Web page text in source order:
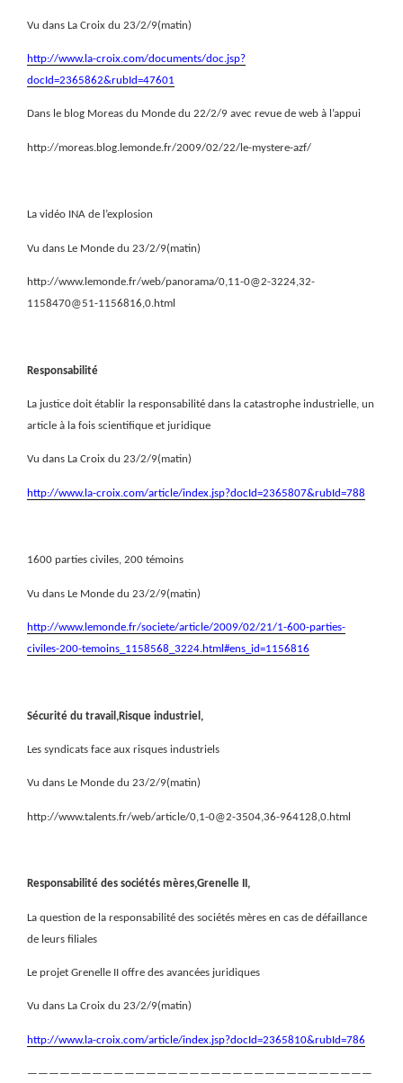
Vu dans La Croix du 23/2/9(matin)
http://www.la-croix.com/documents/doc.jsp?
docId=2365862&rubId=47601
Dans le blog Moreas du Monde du 22/2/9 avec revue de web à l’appui
http://moreas.blog.lemonde.fr/2009/02/22/le-mystere-azf/
La vidéo INA de l’explosion
Vu dans Le Monde du 23/2/9(matin)
http://www.lemonde.fr/web/panorama/0,11-0@2-3224,32-
1158470@51-1156816,0.html
Responsabilité
La justice doit établir la responsabilité dans la catastrophe industrielle, un
article à la fois scientifique et juridique
Vu dans La Croix du 23/2/9(matin)
http://www.la-croix.com/article/index.jsp?docId=2365807&rubId=788
1600 parties civiles, 200 témoins
Vu dans Le Monde du 23/2/9(matin)
http://www.lemonde.fr/societe/article/2009/02/21/1-600-parties-
civiles-200-temoins_1158568_3224.html#ens_id=1156816
Sécurité du travail,Risque industriel,
Les syndicats face aux risques industriels
Vu dans Le Monde du 23/2/9(matin)
http://www.talents.fr/web/article/0,1-0@2-3504,36-964128,0.html
Responsabilité des sociétés mères,Grenelle II,
La question de la responsabilité des sociétés mères en cas de défaillance
de leurs filiales
Le projet Grenelle II offre des avancées juridiques
Vu dans La Croix du 23/2/9(matin)
http://www.la-croix.com/article/index.jsp?docId=2365810&rubId=786
————————————————————————————————